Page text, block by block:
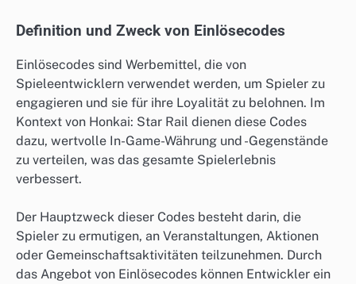
Definition und Zweck von Einlösecodes
Einlösecodes sind Werbemittel, die von
Spieleentwicklern verwendet werden, um Spieler zu
engagieren und sie für ihre Loyalität zu belohnen. Im
Kontext von Honkai: Star Rail dienen diese Codes
dazu, wertvolle In-Game-Währung und -Gegenstände
zu verteilen, was das gesamte Spielerlebnis
verbessert.
Der Hauptzweck dieser Codes besteht darin, die
Spieler zu ermutigen, an Veranstaltungen, Aktionen
oder Gemeinschaftsaktivitäten teilzunehmen. Durch
das Angebot von Einlösecodes können Entwickler ein